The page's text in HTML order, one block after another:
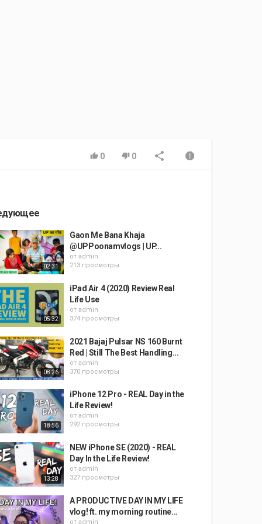
0 0
02:31
Gaon Me Bana Khaja
@UPPoonamvlogs | UP...
от admin
213 просмотры
05:32
iPad Air 4 (2020) Review Real
Life Use
от admin
374 просмотры
08:26
2021 Bajaj Pulsar NS 160 Burnt
Red | Still The Best Handling...
от admin
370 просмотры
18:56
iPhone 12 Pro - REAL Day in the
Life Review!
от admin
292 просмотры
13:28
NEW iPhone SE (2020) - REAL
Day In the Life Review!
от admin
327 просмотры
A PRODUCTIVE DAY IN MY LIFE
vlog! ft. my morning routine...
от admin